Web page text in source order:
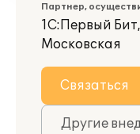
Партнер,
1С:Первый
Московская
Связаться
Другие